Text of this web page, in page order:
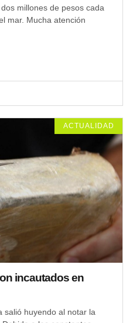
millones de pesos cada
mar. Mucha atención
ACTUALIDAD
incautados en
salió huyendo al notar la